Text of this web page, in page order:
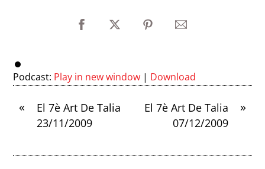
Podcast: Play in new window | Download
«
El 7è Art De Talia
23/11/2009
»
El 7è Art De Talia
07/12/2009